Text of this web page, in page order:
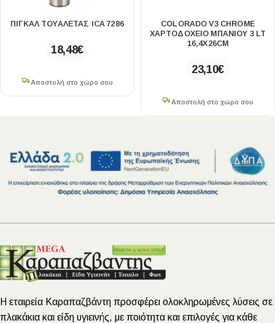
ΠΙΓΚΆΛ ΤΟΥΑΛΈΤΑΣ ICA 7286
18,48€
Αποστολή στο χώρο σου
COLORADO V3 CHROME
ΧΑΡΤΟΔΟΧΕΙΟ ΜΠΑΝΙΟΥ 3 LT
16,4Χ26CM
23,10€
Αποστολή στο χώρο σου
Η εταιρεία Καραπαζβάντη προσφέρει ολοκληρωμένες λύσεις σε
πλακάκια και είδη υγιεινής, με ποιότητα και επιλογές για κάθε